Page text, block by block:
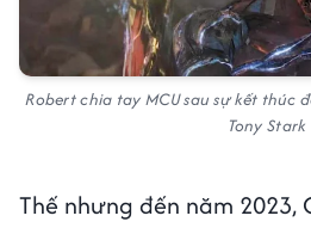
Robert chia tay MCU sau sự kết thúc
Tony Stark
Thế nhưng đến năm 2023,